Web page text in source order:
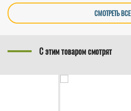
СМОТРЕТЬ ВСЕ
С этим товаром смотрят